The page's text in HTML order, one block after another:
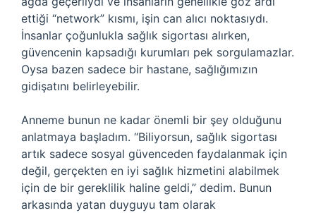
ettiği “network” kısmı, işin can alıcı noktasıydı.
İnsanlar çoğunlukla sağlık sigortası alırken,
güvencenin kapsadığı kurumları pek sorgulamazlar.
Oysa bazen sadece bir hastane, sağlığımızın
gidişatını belirleyebilir.
Anneme bunun ne kadar önemli bir şey olduğunu
anlatmaya başladım. “Biliyorsun, sağlık sigortası
artık sadece sosyal güvenceden faydalanmak için
değil, gerçekten en iyi sağlık hizmetini alabilmek
için de bir gereklilik haline geldi,” dedim. Bunun
arkasında yatan duyguyu tam olarak